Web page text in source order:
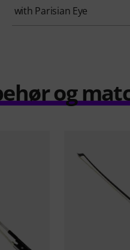
with Parisian Eye
og